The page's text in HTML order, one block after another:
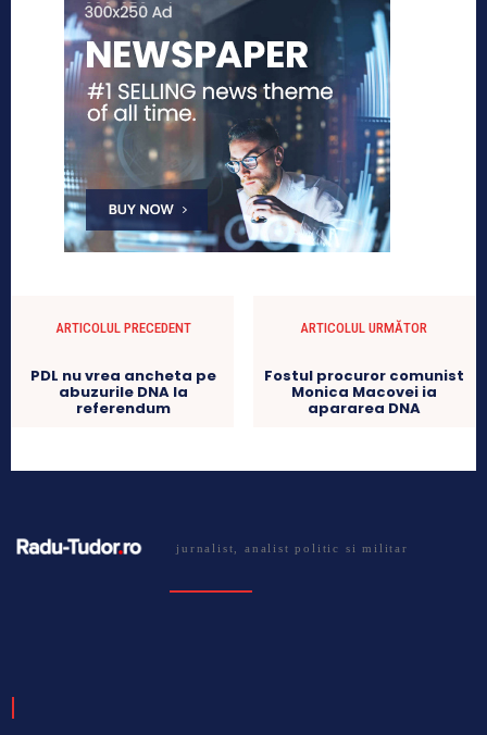
ARTICOLUL PRECEDENT
PDL nu vrea ancheta pe
abuzurile DNA la
referendum
ARTICOLUL URMĂTOR
Fostul procuror comunist
Monica Macovei ia
apararea DNA
jurnalist, analist politic si militar